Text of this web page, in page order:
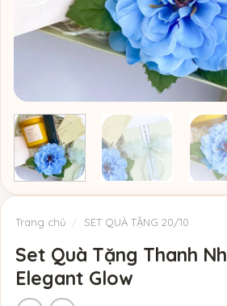
Trang chủ / SET QUÀ TẶNG 20/10
Set Quà Tặng Thanh
Elegant Glow